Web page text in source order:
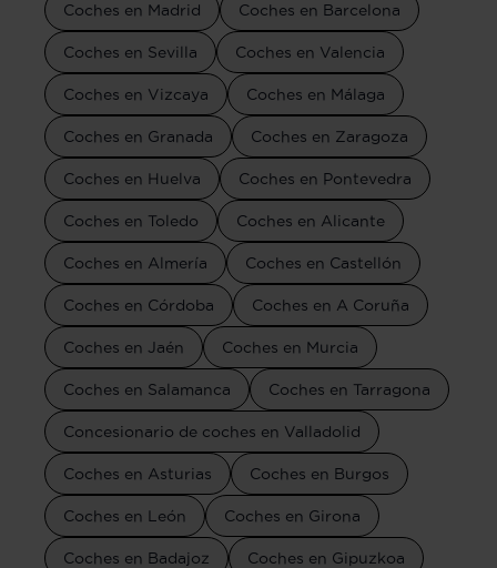
Coches en Madrid Coches en Barcelona
Coches en Sevilla Coches en Valencia
Coches en Vizcaya Coches en Málaga
Coches en Granada Coches en Zaragoza
Coches en Huelva Coches en Pontevedra
Coches en Toledo Coches en Alicante
Coches en Almería Coches en Castellón
Coches en Córdoba Coches en A Coruña
Coches en Jaén Coches en Murcia
Coches en Salamanca Coches en Tarragona
Concesionario de coches en Valladolid
Coches en Asturias Coches en Burgos
Coches en León Coches en Girona
Coches en Badajoz Coches en Gipuzkoa